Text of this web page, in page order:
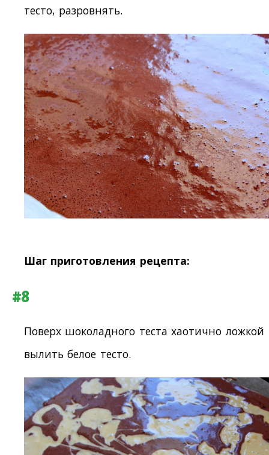
тесто, разровнять.
Шаг приготовления рецепта:
#8
Поверх шоколадного теста хаотично ложкой
вылить белое тесто.